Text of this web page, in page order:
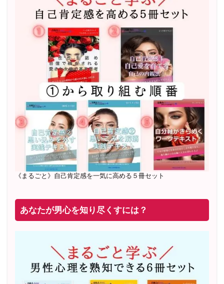
2022年2月〜6月 男性心理グループレッスン 20名様
20年8月〜25年3月 少人数制６ヶ月フルサポート 累計
71名 随時満席
2019年6月 恋愛コーチとして活動を開始
《まるごと》自己肯定感を一気に高める５冊セット
あなたが男心を知り尽くすには？